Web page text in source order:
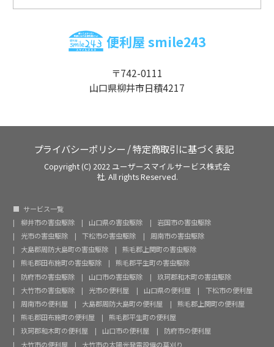
便利屋 smile243
〒742-0111
山口県柳井市日積4217
プライバシーポリシー /特定商取引に基づく表記
Copyright (C) 2022 ユーザースマイルサービス株式会
社. All rights Reserved.
サービス一覧
柳井市の害虫駆除
山口県の害虫駆除
岩国市の害虫駆除
光市の害虫駆除
下松市の害虫駆除
周南市の害虫駆除
大島郡周防大島町の害虫駆除
熊毛郡上関町の害虫駆除
熊毛郡田布施町の害虫駆除
熊毛郡平生町の害虫駆除
防府市の害虫駆除
山口市の害虫駆除
玖珂郡和木町の害虫駆除
大竹市の害虫駆除
光市の便利屋 山口県の便利屋
下松市の便利屋
周南市の便利屋
大島郡周防大島町の便利屋
熊毛郡上関町の便利屋
熊毛郡田布施町の便利屋
熊毛郡平生町の便利屋
玖珂郡和木町の便利屋
山口市の便利屋
防府市の便利屋
大竹市の便利屋
大竹市の太陽光発電設備の草刈り